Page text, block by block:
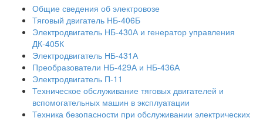
Общие сведения об электровозе
Тяговый двигатель НБ-406Б
Электродвигатель НБ-430А и генератор управления
ДК-405К
Электродвигатель НБ-431А
Преобразователи НБ-429А и НБ-436А
Электродвигатель П-11
Техническое обслуживание тяговых двигателей и
вспомогательных машин в эксплуатации
Техника безопасности при обслуживании электрических